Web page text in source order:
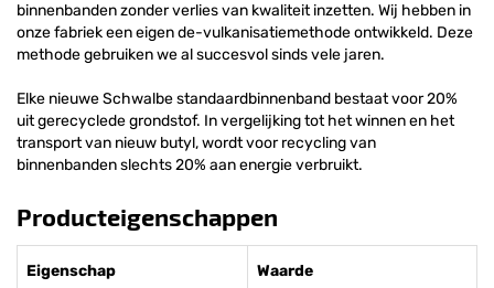
binnenbanden zonder verlies van kwaliteit inzetten. Wij hebben in
onze fabriek een eigen de-vulkanisatiemethode ontwikkeld. Deze
methode gebruiken we al succesvol sinds vele jaren.
Elke nieuwe Schwalbe standaardbinnenband bestaat voor 20%
uit gerecyclede grondstof. In vergelijking tot het winnen en het
transport van nieuw butyl, wordt voor recycling van
binnenbanden slechts 20% aan energie verbruikt.
Producteigenschappen
Eigenschap Waarde